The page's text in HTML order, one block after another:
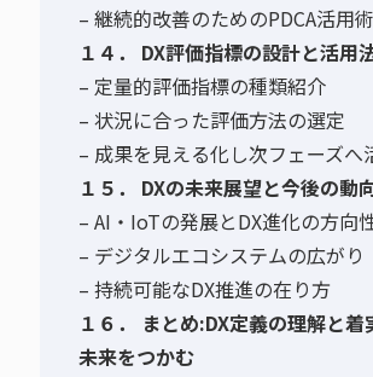
– 継続的改善のためのPDCA活用術
１４． DX評価指標の設計と活用
– 定量的評価指標の種類紹介
– 状況に合った評価方法の選定
– 成果を見える化し次フェーズへ
１５． DXの未来展望と今後の動
– AI・IoTの発展とDX進化の方向
– デジタルエコシステムの広がり
– 持続可能なDX推進の在り方
１６． まとめ:DX定義の理解と着
未来をつかむ